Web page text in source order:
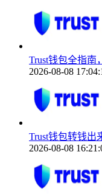
Trust钱包全指南
2026-08-08
Trust钱包转钱出
2026-08-08